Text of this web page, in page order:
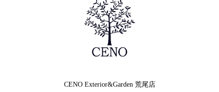
CENO Exterior&Garden 荒尾店